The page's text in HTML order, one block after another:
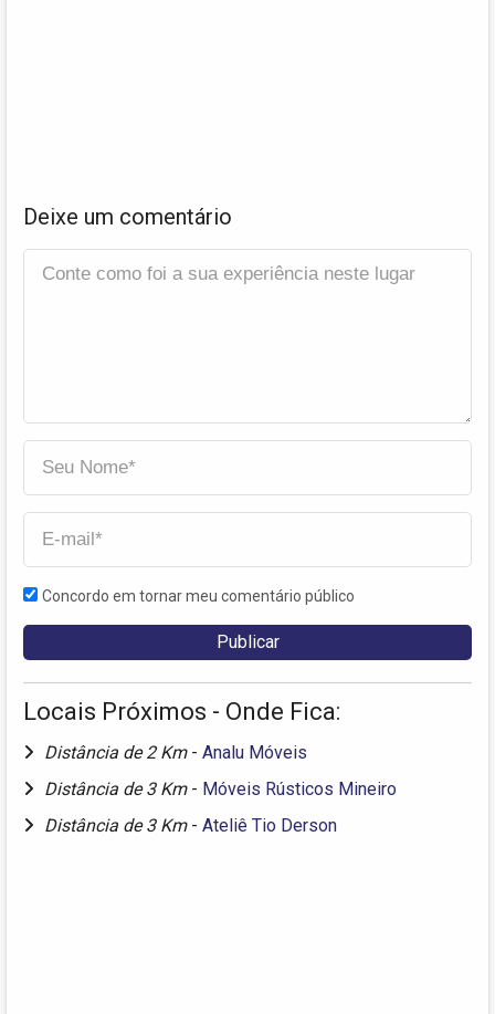
Deixe um comentário
Concordo em tornar meu comentário público
Locais Próximos - Onde Fica:
Distância de 2 Km - Analu Móveis
Distância de 3 Km - Móveis Rústicos Mineiro
Distância de 3 Km - Ateliê Tio Derson